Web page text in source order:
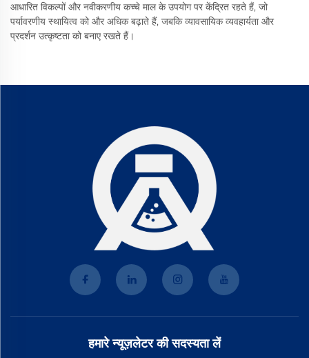
आधारित विकल्पों और नवीकरणीय कच्चे माल के उपयोग पर केंद्रित रहते हैं, जो
पर्यावरणीय स्थायित्व को और अधिक बढ़ाते हैं, जबकि व्यावसायिक व्यवहार्यता और
प्रदर्शन उत्कृष्टता को बनाए रखते हैं।
हमारे न्यूज़लेटर की सदस्यता लें